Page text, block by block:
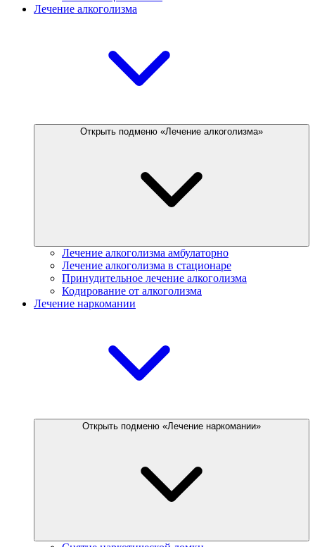
Лечение алкоголизма
Открыть подменю «Лечение алкоголизма»
Лечение алкоголизма амбулаторно
Лечение алкоголизма в стационаре
Принудительное лечение алкоголизма
Кодирование от алкоголизма
Лечение наркомании
Открыть подменю «Лечение наркомании»